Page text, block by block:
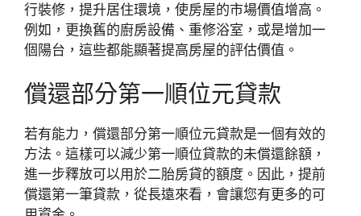
行裝修，提升居住環境，使房屋的市場價值增高。
例如，更換舊的廚房設備、重修浴室，或是增加一
個陽台，這些都能顯著提高房屋的評估價值。
償還部分第一順位元貸款
若有能力，償還部分第一順位元貸款是一個有效的
方法。這樣可以減少第一順位貸款的未償還餘額，
進一步釋放可以用於二胎房貸的額度。因此，提前
償還第一筆貸款，從長遠來看，會讓您有更多的可